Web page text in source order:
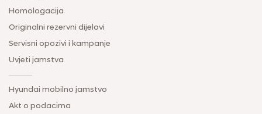
Homologacija
Originalni rezervni dijelovi
Servisni opozivi i kampanje
Uvjeti jamstva
Hyundai mobilno jamstvo
Akt o podacima